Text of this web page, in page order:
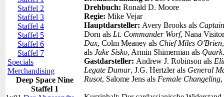
Staffel 2
Staffel 3
Staffel 4
Staffel 5
Staffel 6
Staffel 7
Specials
Merchandising
Deep Space Nine
Staffel 1
Drehbuch: Ronald D. Moore
Regie: Mike Vejar
Hauptdarsteller: Avery Brooks als
Dorn als Lt. Commander Worf, Nana
Dax, Colm Meaney als Chief Miles O'Brien
als Jake Sisko, Armin Shimerman als Quark.
Gastdarsteller: Andrew J. Robinson als
Legate Damar, J.G. Hertzler als General
Rusot, Salome Jens als Female Changeling